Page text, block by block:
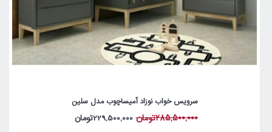
سرویس خواب نوزاد آمیساچوب مدل سلین
285,500,000تومان 229,500,000تومان